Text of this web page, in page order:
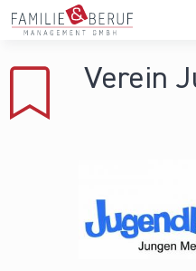
Direkt zum Inhalt
Gemeinden
Das sind wir
Verein